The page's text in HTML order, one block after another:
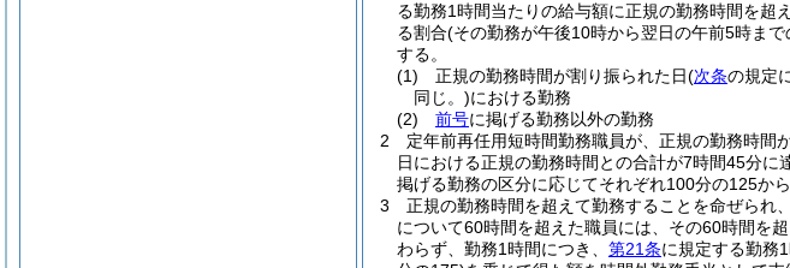
る勤務1時間当たりの給与額に正規の勤務時間を
る割合(その勤務が午後10時から翌日の午前5時ま
する。
(1)
正規の勤務時間が割り振られた日(次条の規定
同じ。)における勤務
(2)
前号に掲げる勤務以外の勤務
2
定年前再任用短時間勤務職員が、正規の勤務時間
日における正規の勤務時間との合計が7時間45分に
掲げる勤務の区分に応じてそれぞれ100分の125か
3
正規の勤務時間を超えて勤務することを命ぜられ
について60時間を超えた職員には、その60時間を
わらず、勤務1時間につき、 第21条に規定する勤務